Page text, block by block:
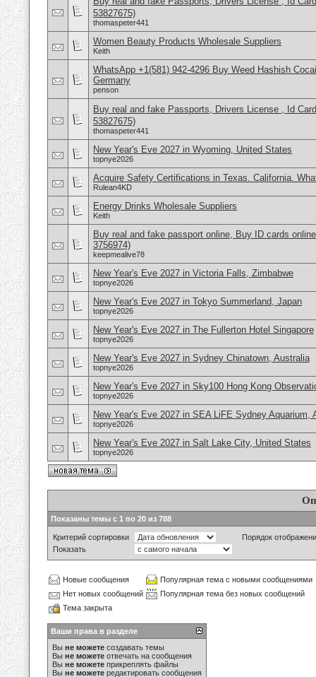
53827675)
thomaspeter441
Women Beauty Products Wholesale Suppliers
Keith
WhatsApp +1(581) 942-4296 Buy Weed Hashish
Germany
penson
Buy real and fake Passports, Drivers License , Id
53827675)
thomaspeter441
New Year's Eve 2027 in Wyoming, United States
topnye2026
Acquire Safety Certifications in Texas. California.
Rulean4KD
Energy Drinks Wholesale Suppliers
Keith
Buy real and fake passport online, Buy ID cards
3756974)
keepmealive78
New Year's Eve 2027 in Victoria Falls, Zimbabwe
topnye2026
New Year's Eve 2027 in Tokyo Summerland, Japan
topnye2026
New Year's Eve 2027 in The Fullerton Hotel Singapore
topnye2026
New Year's Eve 2027 in Sydney Chinatown, Australia
topnye2026
New Year's Eve 2027 in Sky100 Hong Kong
topnye2026
New Year's Eve 2027 in SEA LiFE Sydney Aquarium,
topnye2026
New Year's Eve 2027 in Salt Lake City, United States
topnye2026
Показаны темы с 1 по 20 из 788
Критерий сортировки
Порядок
Показать
Новые сообщения
Популярная тема с новыми сообщениями
Нет новых сообщений
Популярная тема без новых сообщений
Тема закрыта
Ваши права в разделе
Вы не можете создавать темы
Вы не можете отвечать на сообщения
Вы не можете прикреплять файлы
Вы не можете редактировать сообщения